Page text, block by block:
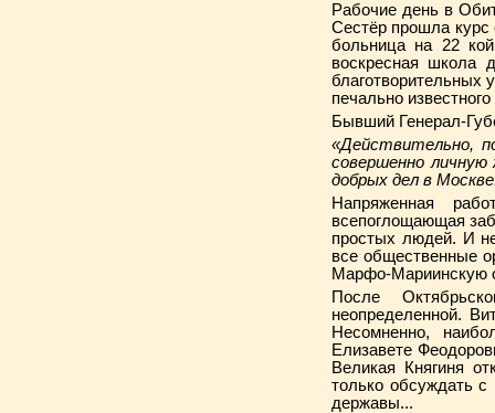
Рабочие день в
Сестёр прошла курс
больница на 22
воскресная школа
благотворительных
печально
Бывший Генерал-
«Действительно,
совершенно
добрых дел в
Напряженная
всепоглощающая
простых людей. И
все общественные
Марфо-Мариинскую
После
неопределенной.
Несомненно,
Елизавете
Великая Княгиня
только обсуждать
державы...